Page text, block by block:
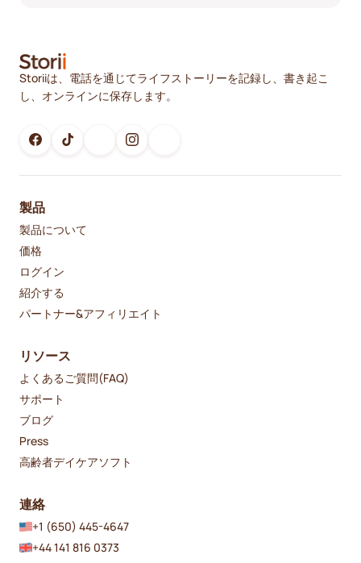
Storiiは、電話を通じてライフストーリーを記録し、書き起こ
し、オンラインに保存します。
製品
製品について
価格
ログイン
紹介する
パートナー&アフィリエイト
リソース
よくあるご質問(FAQ)
サポート
ブログ
Press
高齢者デイケアソフト
連絡
+1 (650) 445-4647
+44 141 816 0373